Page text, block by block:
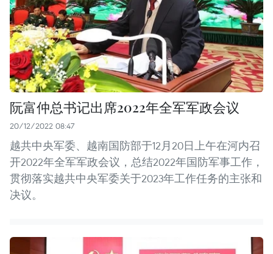
阮富仲总书记出席2022年全军军政会议
20/12/2022 08:47
越共中央军委、越南国防部于12月20日上午在河内召
开2022年全军军政会议，总结2022年国防军事工作，
贯彻落实越共中央军委关于2023年工作任务的主张和
决议。